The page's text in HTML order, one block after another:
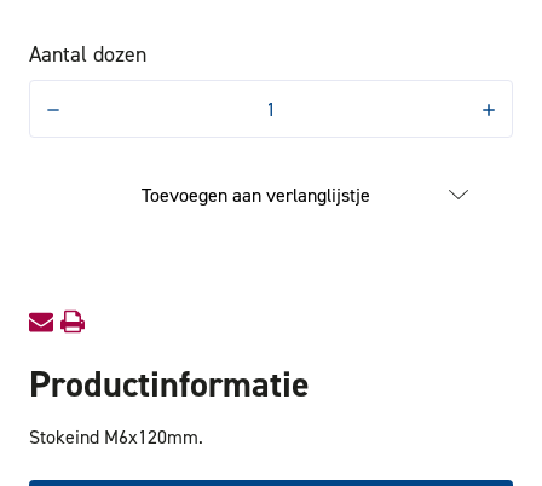
Aantal dozen
Hoeveelheid
van
van
Toevoegen aan verlanglijstje
Productinformatie
Stokeind M6x120mm.